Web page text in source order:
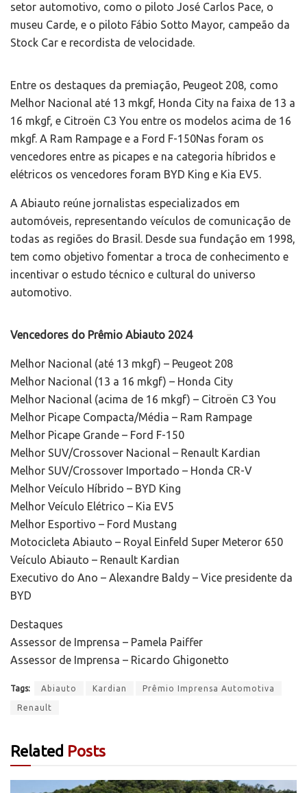
setor automotivo, como o piloto José Carlos Pace, o
museu Carde, e o piloto Fábio Sotto Mayor, campeão da
Stock Car e recordista de velocidade.
Entre os destaques da premiação, Peugeot 208, como
Melhor Nacional até 13 mkgf, Honda City na faixa de 13 a
16 mkgf, e Citroën C3 You entre os modelos acima de 16
mkgf. A Ram Rampage e a Ford F-150Nas foram os
vencedores entre as picapes e na categoria híbridos e
elétricos os vencedores foram BYD King e Kia EV5.
A Abiauto reúne jornalistas especializados em
automóveis, representando veículos de comunicação de
todas as regiões do Brasil. Desde sua fundação em 1998,
tem como objetivo fomentar a troca de conhecimento e
incentivar o estudo técnico e cultural do universo
automotivo.
Vencedores do Prêmio Abiauto 2024
Melhor Nacional (até 13 mkgf) – Peugeot 208
Melhor Nacional (13 a 16 mkgf) – Honda City
Melhor Nacional (acima de 16 mkgf) – Citroën C3 You
Melhor Picape Compacta/Média – Ram Rampage
Melhor Picape Grande – Ford F-150
Melhor SUV/Crossover Nacional – Renault Kardian
Melhor SUV/Crossover Importado – Honda CR-V
Melhor Veículo Híbrido – BYD King
Melhor Veículo Elétrico – Kia EV5
Melhor Esportivo – Ford Mustang
Motocicleta Abiauto – Royal Einfeld Super Meteror 650
Veículo Abiauto – Renault Kardian
Executivo do Ano – Alexandre Baldy – Vice presidente da
BYD
Destaques
Assessor de Imprensa – Pamela Paiffer
Assessor de Imprensa – Ricardo Ghigonetto
Tags: Abiauto Kardian Prêmio Imprensa Automotiva
Renault
Related Posts